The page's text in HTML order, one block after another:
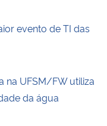
evento de TI das
na UFSM/FW utiliza
da água